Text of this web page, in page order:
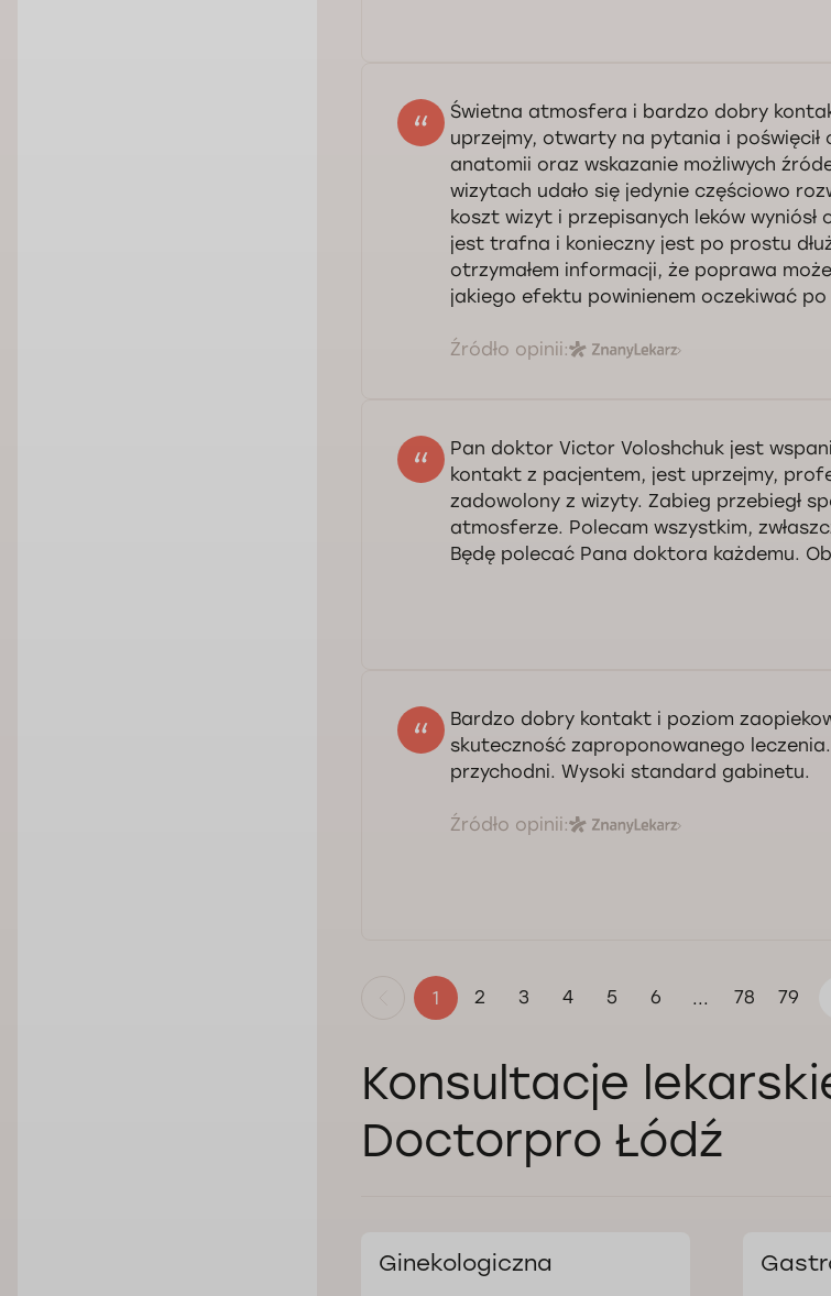
Świetna atmosfera i bardzo dobry
uprzejmy, otwarty na pytania i poświęcił
anatomii oraz wskazanie możliwych
wizytach udało się jedynie częściowo
koszt wizyt i przepisanych leków wyniósł
jest trafna i konieczny jest po prostu
otrzymałem informacji, że poprawa
jakiego efektu powinienem oczekiwać
Źródło opinii:
Pan doktor Victor Voloshchuk jest
kontakt z pacjentem, jest uprzejmy,
zadowolony z wizyty. Zabieg przebiegł
atmosferze. Polecam wszystkim,
Będę polecać Pana doktora każdemu.
Bardzo dobry kontakt i poziom
skuteczność zaproponowanego leczenia.
przychodni. Wysoki standard gabinetu.
Źródło opinii:
1 2 3 4 5 6 ... 78 79
Konsultacje
Doctorpro Łódź
Ginekologiczna